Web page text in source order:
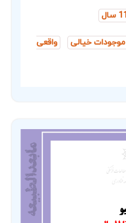
موجودات خیالی
واقعی